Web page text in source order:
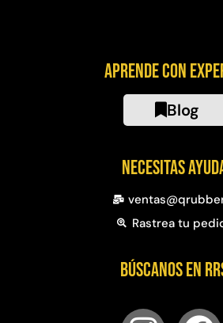
Aprende con
Blog
Necesitas
Rastrea tu
Búscanos en